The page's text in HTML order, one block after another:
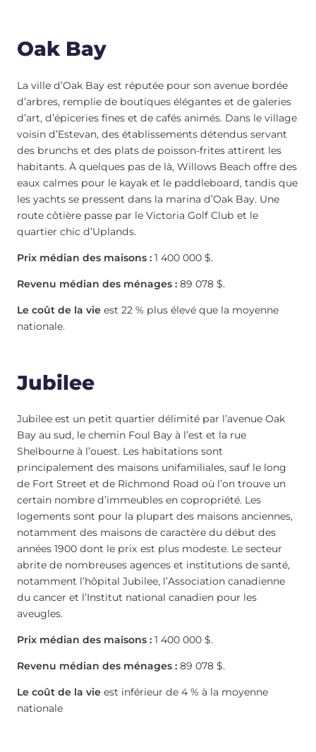
Oak Bay
La ville d’Oak Bay est réputée pour son avenue bordée
d’arbres, remplie de boutiques élégantes et de galeries
d’art, d’épiceries fines et de cafés animés. Dans le village
voisin d’Estevan, des établissements détendus servant
des brunchs et des plats de poisson-frites attirent les
habitants. À quelques pas de là, Willows Beach offre des
eaux calmes pour le kayak et le paddleboard, tandis que
les yachts se pressent dans la marina d’Oak Bay. Une
route côtière passe par le Victoria Golf Club et le
quartier chic d’Uplands.
Prix médian des maisons : 1 400 000 $.
Revenu médian des ménages : 89 078 $.
Le coût de la vie est 22 % plus élevé que la moyenne
nationale.
Jubilee
Jubilee est un petit quartier délimité par l’avenue Oak
Bay au sud, le chemin Foul Bay à l’est et la rue
Shelbourne à l’ouest. Les habitations sont
principalement des maisons unifamiliales, sauf le long
de Fort Street et de Richmond Road où l’on trouve un
certain nombre d’immeubles en copropriété. Les
logements sont pour la plupart des maisons anciennes,
notamment des maisons de caractère du début des
années 1900 dont le prix est plus modeste. Le secteur
abrite de nombreuses agences et institutions de santé,
notamment l’hôpital Jubilee, l’Association canadienne
du cancer et l’Institut national canadien pour les
aveugles.
Prix médian des maisons : 1 400 000 $.
Revenu médian des ménages : 89 078 $.
Le coût de la vie est inférieur de 4 % à la moyenne
nationale